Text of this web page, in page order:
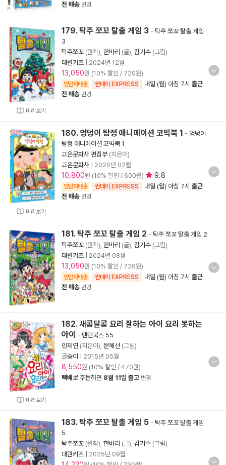
전 배송 변경
미리보기
179. 탁주 쪼꼬 탈출 게임 3 - 탁주 쪼꼬 탈출 게임
3
탁주쪼꼬 (원작), 한바리 (글), 김기수 (그림)
대원키즈
2024년 12월
13,050원 (10% 할인 / 720원)
양탄자배송 썬데이 EXPRESS 내일 (월) 아침 7시 출근
전 배송 변경
미리보기
180. 엉덩이 탐정 애니메이션 코믹북 1 - 엉덩이
탐정 애니메이션 코믹북 1
고은문화사 편집부 (지은이)
고은문화사
2020년 02월
10,800원 (10% 할인 / 600원) 9.8
양탄자배송 썬데이 EXPRESS 내일 (월) 아침 7시 출근
전 배송 변경
181. 탁주 쪼꼬 탈출 게임 2 - 탁주 쪼꼬 탈출 게임 2
탁주쪼꼬 (원작), 한바리 (글), 김기수 (그림)
대원키즈
2024년 08월
13,050원 (10% 할인 / 720원)
양탄자배송 썬데이 EXPRESS 내일 (월) 아침 7시 출근
전 배송 변경
미리보기
182. 새콤달콤 요리 잘하는 아이 요리 못하는
아이 - 텐텐북스 55
민제연 (지은이), 문혜선 (그림)
글송이
2015년 05월
8,550원 (10% 할인 / 470원)
택배로 주문하면 8월 11일 출고 변경
183. 탁주 쪼꼬 탈출 게임 5 - 탁주 쪼꼬 탈출 게임
5
탁주쪼꼬 (원작), 한바리 (글), 김기수 (그림)
대원키즈
2025년 09월